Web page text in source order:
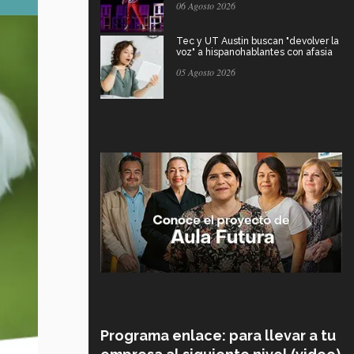
06 Agosto 2026
Tec y UT Austin buscan "devolver la
voz" a hispanohablantes con afasia
05 Agosto 2026
Programa enlace: para llevar a tu